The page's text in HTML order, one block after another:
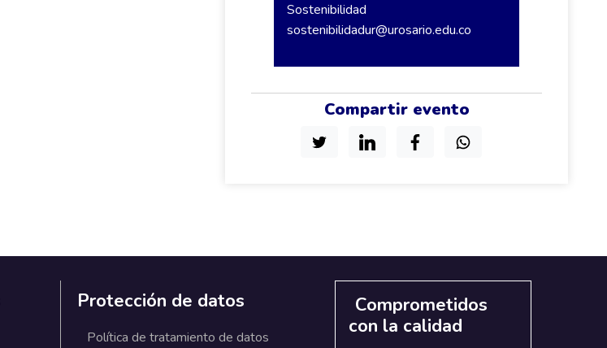
Sostenibilidad
sostenibilidadur@urosario.edu.co
Compartir evento
Protección de datos
Política de tratamiento de datos
Comprometidos
con la calidad